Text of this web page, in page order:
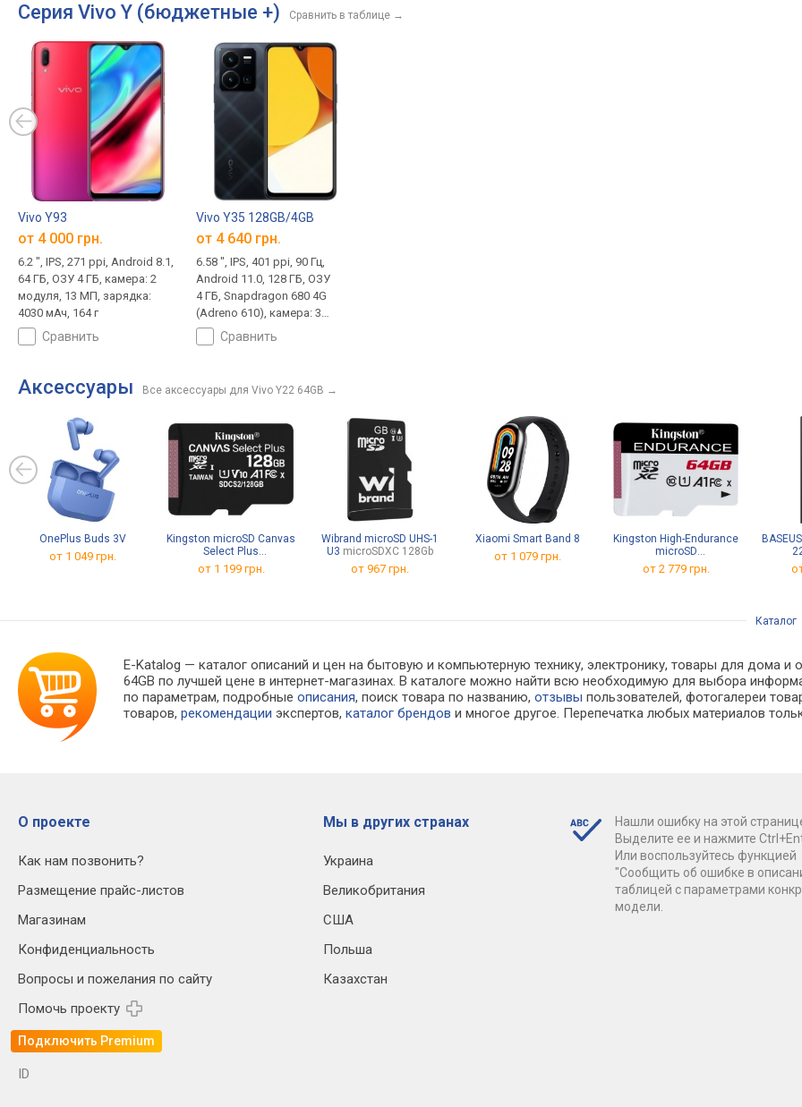
Серия Vivo Y (бюджетные +) Сравнить в таблице →
Vivo Y93
от 4 000 грн.
6.2 ", IPS, 271 ppi, Android 8.1,
64 ГБ, ОЗУ 4 ГБ, камера: 2
модуля, 13 МП, зарядка:
4030 мАч, 164 г
сравнить
Vivo Y35 128GB/4GB
от 4 640 грн.
6.58 ", IPS, 401 ppi, 90 Гц,
Android 11.0, 128 ГБ, ОЗУ
4 ГБ, Snapdragon 680 4G
(Adreno 610), камера: 3
модуля, 50 МП, Wi-Fi 5,
защита IP54, зарядка:
сравнить
Аксессуары Все аксессуары для Vivo Y22 64GB →
OnePlus Buds 3V
от 1 049 грн.
Kingston microSD Canvas
Select Plus
microSDXC 128Gb
от 1 199 грн.
Wibrand microSD UHS-1
U3 microSDXC 128Gb
от 967 грн.
Xiaomi Smart Band 8
от 1 079 грн.
Kingston High-Endurance
microSD
microSDXC 128Gb
от 2 779 грн.
Каталог
E-Katalog — каталог описаний и цен на бытовую и компьютерную технику, электронику, товары для дома
64GB по лучшей цене в интернет-магазинах. В каталоге можно найти всю необходимую для выбора
по параметрам, подробныеописания, поиск товара по названию,отзывы пользователей, фотогалереи
товаров,рекомендации экспертов,каталог брендов и многое другое. Перепечатка любых материалов
О проекте
Как нам позвонить?
Размещение прайс-листов
Магазинам
Конфиденциальность
Вопросы и пожелания по сайту
Помочь проекту
Подключить Premium
Мы в других странах
Украина
Великобритания
США
Польша
Казахстан
Нашли ошибку на этой
Выделите ее и нажмите
Или воспользуйтесь функцией
"Сообщить об ошибке в
таблицей с параметрами
модели.
ID